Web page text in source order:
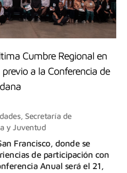
Cumbre Regional en
a la Conferencia de
, Secretaría de
y Juventud
Francisco, donde se
de participación con
Anual será el 21,